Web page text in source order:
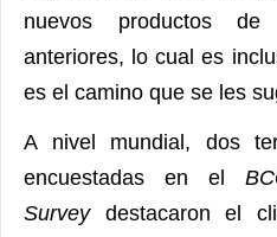
nuevos productos de
anteriores, lo cual es
es el camino que se les
A nivel mundial, dos
encuestadas en el
Surveydestacaron el